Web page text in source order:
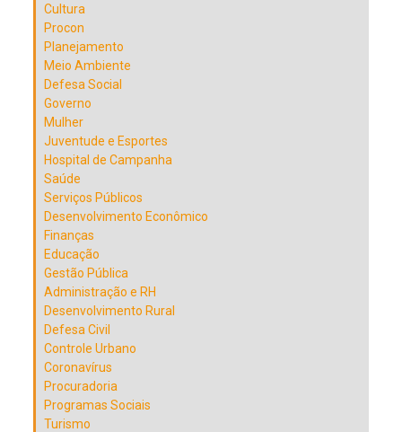
Cultura
Procon
Planejamento
Meio Ambiente
Defesa Social
Governo
Mulher
Juventude e Esportes
Hospital de Campanha
Saúde
Serviços Públicos
Desenvolvimento Econômico
Finanças
Educação
Gestão Pública
Administração e RH
Desenvolvimento Rural
Defesa Civil
Controle Urbano
Coronavírus
Procuradoria
Programas Sociais
Turismo